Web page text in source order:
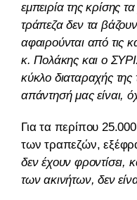
εμπειρία της κρίσης
τράπεζα δεν τα
αφαιρούνται από τις
κ. Πολάκης και ο
κύκλο διαταραχής της
απάντησή μας είναι,
Για τα περίπου
των τραπεζών,
δεν έχουν φροντίσει,
των ακινήτων, δεν